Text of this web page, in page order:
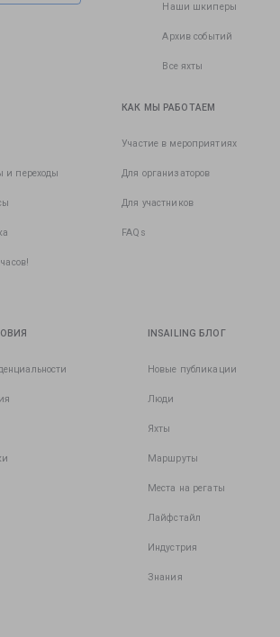
Наши шкиперы
Архив событий
Все яхты
и переходы
КАК МЫ РАБОТАЕМ
Участие в мероприятиях
Для организаторов
Для участников
FAQs
INSAILING БЛОГ
Новые публикации
Люди
Яхты
Маршруты
Места на регаты
Лайфстайл
Индустрия
Знания